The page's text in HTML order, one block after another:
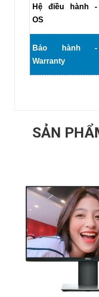
Hệ điều hành -
OS
Bảo hành -
Warranty
SẢN